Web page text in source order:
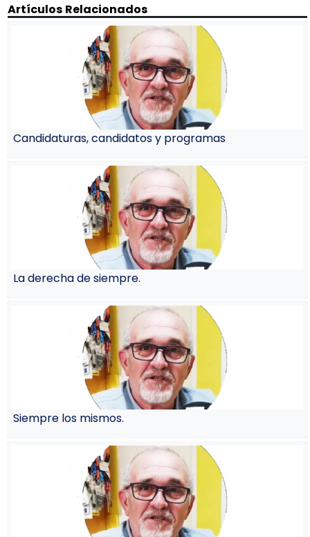
Artículos Relacionados
Candidaturas, candidatos y programas
La derecha de siempre.
Siempre los mismos.